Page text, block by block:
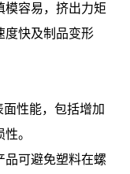
模容易，挤出力矩
度快及制品变形
性能，包括增加
。
品可避免塑料在螺